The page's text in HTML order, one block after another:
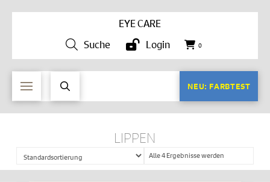
EYE CARE
Suche
Login 0
NEU: FARBTEST
LIPPEN
Alle 4 Ergebnisse werden
angezeigt